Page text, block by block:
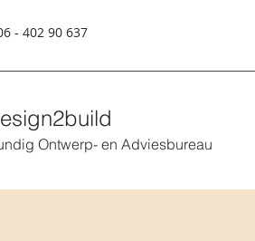
- 402 90 637
Ontwerp- en Adviesbureau